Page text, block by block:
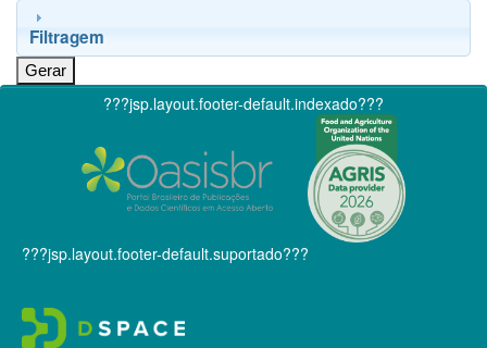
Filtragem
???jsp.layout.footer-default.indexado???
???jsp.layout.footer-default.suportado???